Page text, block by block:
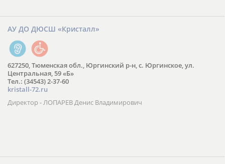
АУ ДО ДЮСШ «Кристалл»
627250, Тюменская обл., Юргинский р-н, с. Юргинское, ул.
Центральная, 59 «Б»
Тел.: (34543) 2-37-60
kristall-72.ru
Директор - ЛОПАРЕВ Денис Владимирович